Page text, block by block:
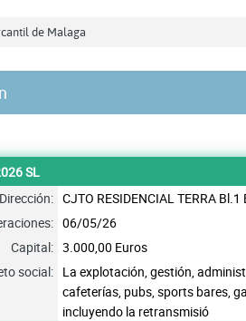
de Malaga
SL
Dirección: CJTO RESIDENCIAL TERRA
06/05/26
Capital: 3.000,00 Euros
social: La explotación, gestión,
cafeterías, pubs, sports bares,
incluyendo la retransmisió